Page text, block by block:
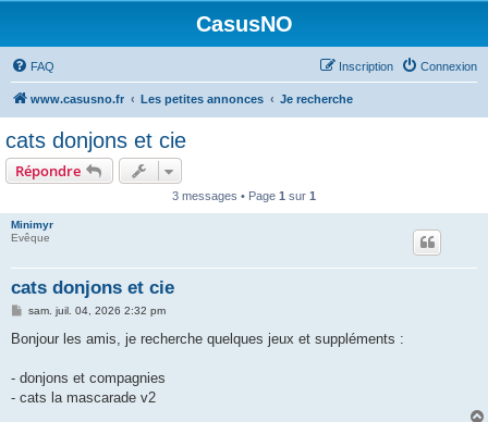
CasusNO
FAQ Connexion
Inscription
www.casusno.fr Les petites annonces Je recherche
cats donjons et cie
Répondre
3 messages • Page 1 sur 1
Minimyr
Evêque
cats donjons et cie
M
s
g
sam. juil. 04, 2026 2:32 pm
Bonjour les amis, je recherche quelques jeux et suppléments :
- donjons et compagnies
- cats la mascarade v2